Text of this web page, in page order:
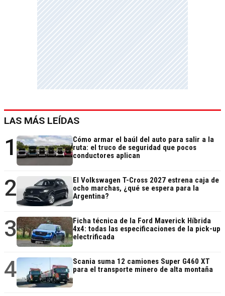
LAS MÁS LEÍDAS
1
Cómo armar el baúl del auto para salir a la
ruta: el truco de seguridad que pocos
conductores aplican
2
El Volkswagen T-Cross 2027 estrena caja de
ocho marchas, ¿qué se espera para la
Argentina?
3
Ficha técnica de la Ford Maverick Híbrida
4x4: todas las especificaciones de la pick-up
electrificada
4
Scania suma 12 camiones Super G460 XT
para el transporte minero de alta montaña